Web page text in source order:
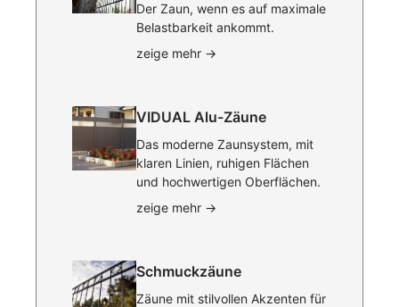
Der Zaun, wenn es auf maximale
Belastbarkeit ankommt.
zeige mehr →
VIDUAL Alu-Zäune
Das moderne Zaunsystem, mit
klaren Linien, ruhigen Flächen
und hochwertigen Oberflächen.
zeige mehr →
Schmuckzäune
Zäune mit stilvollen Akzenten für